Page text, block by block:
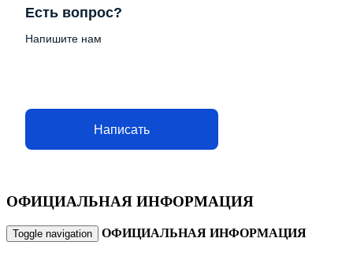
Есть вопрос?
Напишите нам
Написать
ОФИЦИАЛЬНАЯ ИНФОРМАЦИЯ
Toggle navigation ОФИЦИАЛЬНАЯ ИНФОРМАЦИЯ